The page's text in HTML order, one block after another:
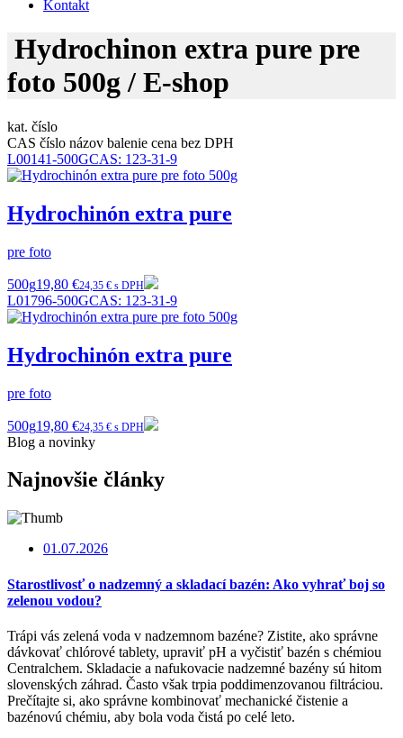
Kontakt
Hydrochinon extra pure pre
foto 500g / E-shop
kat. číslo
CAS číslo názov balenie cena bez DPH
L00141-500GCAS: 123-31-9
Hydrochinón extra pure
pre foto
500g19,80 €24,35 € s DPH
L01796-500GCAS: 123-31-9
Hydrochinón extra pure
pre foto
500g19,80 €24,35 € s DPH
Blog a novinky
Najnovšie články
01.07.2026
Starostlivosť o nadzemný a skladací bazén: Ako vyhrať boj so
zelenou vodou?
Trápi vás zelená voda v nadzemnom bazéne? Zistite, ako správne
dávkovať chlórové tablety, upraviť pH a vyčistiť bazén s chémiou
Centralchem. Skladacie a nafukovacie nadzemné bazény sú hitom
slovenských záhrad. Často však trpia poddimenzovanou filtráciou.
Prečítajte si, ako správne kombinovať mechanické čistenie a
bazénovú chémiu, aby bola voda čistá po celé leto.